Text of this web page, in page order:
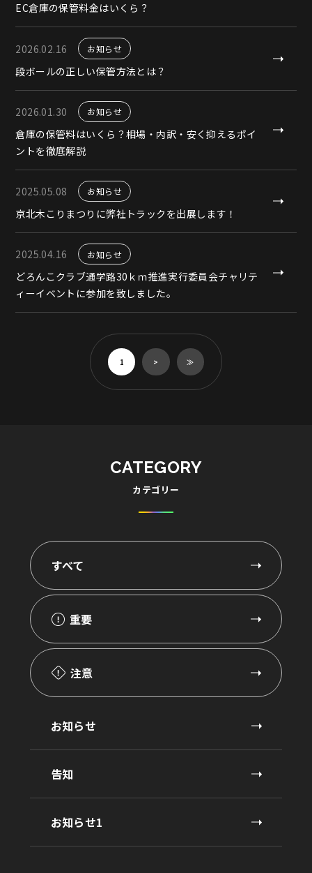
EC倉庫の保管料金はいくら？
2026.02.16 お知らせ
段ボールの正しい保管方法とは？
2026.01.30 お知らせ
倉庫の保管料はいくら？相場・内訳・安く抑えるポイ
ントを徹底解説
2025.05.08 お知らせ
京北木こりまつりに弊社トラックを出展します！
2025.04.16 お知らせ
どろんこクラブ通学路30ｋｍ推進実行委員会チャリテ
ィーイベントに参加を致しました。
1 > ≫
CATEGORY
カテゴリー
すべて
重要
注意
お知らせ
告知
お知らせ1